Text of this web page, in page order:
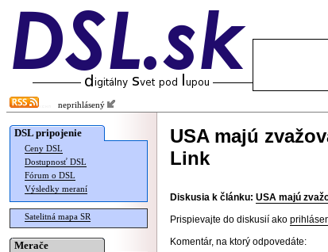
neprihlásený
DSL pripojenie
Ceny DSL
Dostupnosť DSL
Fórum o DSL
Výsledky meraní
Satelitná mapa SR
Merače
USA majú
Link
Diskusia k článku: USA majú
Prispievajte do diskusií ako
Komentár, na ktorý odpovedáte: